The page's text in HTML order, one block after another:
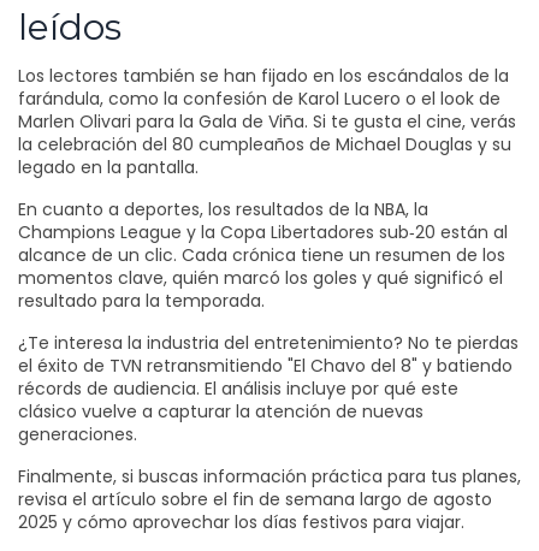
leídos
Los lectores también se han fijado en los escándalos de la
farándula, como la confesión de Karol Lucero o el look de
Marlen Olivari para la Gala de Viña. Si te gusta el cine, verás
la celebración del 80 cumpleaños de Michael Douglas y su
legado en la pantalla.
En cuanto a deportes, los resultados de la NBA, la
Champions League y la Copa Libertadores sub‑20 están al
alcance de un clic. Cada crónica tiene un resumen de los
momentos clave, quién marcó los goles y qué significó el
resultado para la temporada.
¿Te interesa la industria del entretenimiento? No te pierdas
el éxito de TVN retransmitiendo "El Chavo del 8" y batiendo
récords de audiencia. El análisis incluye por qué este
clásico vuelve a capturar la atención de nuevas
generaciones.
Finalmente, si buscas información práctica para tus planes,
revisa el artículo sobre el fin de semana largo de agosto
2025 y cómo aprovechar los días festivos para viajar.